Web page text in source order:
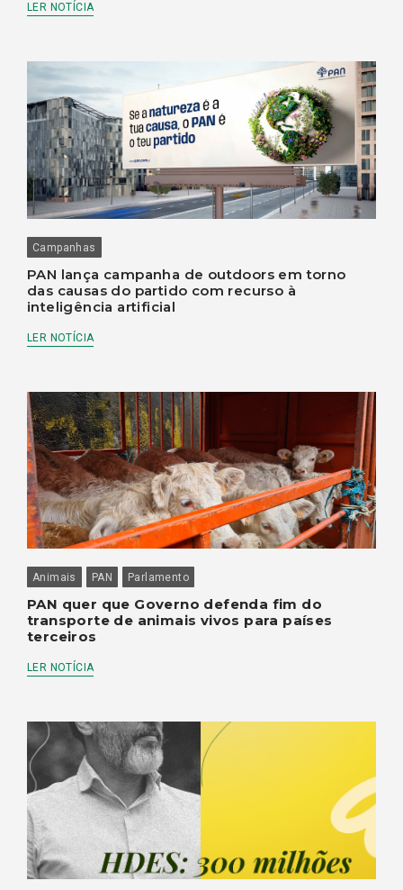
LER NOTÍCIA
Campanhas
PAN lança campanha de outdoors em torno
das causas do partido com recurso à
inteligência artificial
LER NOTÍCIA
Animais PAN Parlamento
PAN quer que Governo defenda fim do
transporte de animais vivos para países
terceiros
LER NOTÍCIA